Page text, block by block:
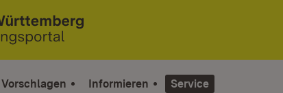
Vorschlagen Informieren Service